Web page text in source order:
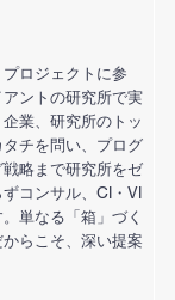
ロジェクトに参
ントの研究所で実
業、研究所のトッ
チを問い、プログ
略まで研究所をゼ
コンサル、CI・VI
単なる「箱」づく
らこそ、深い提案